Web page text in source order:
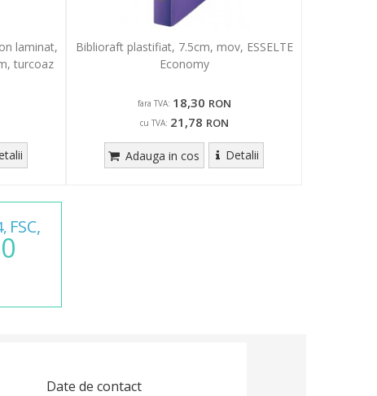
laminat,
turcoaz
Biblioraft plastifiat, 7.5cm, mov, ESSELTE
Economy
fara TVA: 18,30 RON
cu TVA: 21,78 RON
Adauga in cos Detalii
FSC,
Date de contact